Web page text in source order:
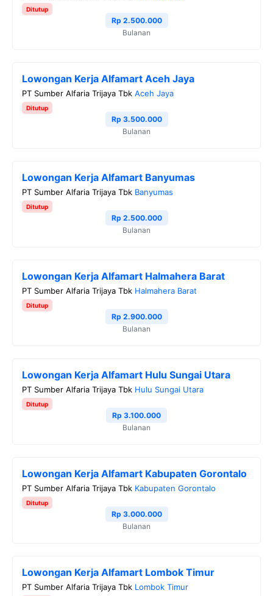
Ditutup
Rp 2.500.000
Bulanan
Lowongan Kerja Alfamart Aceh Jaya
PT Sumber Alfaria Trijaya Tbk Aceh Jaya
Ditutup
Rp 3.500.000
Bulanan
Lowongan Kerja Alfamart Banyumas
PT Sumber Alfaria Trijaya Tbk Banyumas
Ditutup
Rp 2.500.000
Bulanan
Lowongan Kerja Alfamart Halmahera Barat
PT Sumber Alfaria Trijaya Tbk Halmahera Barat
Ditutup
Rp 2.900.000
Bulanan
Lowongan Kerja Alfamart Hulu Sungai Utara
PT Sumber Alfaria Trijaya Tbk Hulu Sungai Utara
Ditutup
Rp 3.100.000
Bulanan
Lowongan Kerja Alfamart Kabupaten Gorontalo
PT Sumber Alfaria Trijaya Tbk Kabupaten Gorontalo
Ditutup
Rp 3.000.000
Bulanan
Lowongan Kerja Alfamart Lombok Timur
PT Sumber Alfaria Trijaya Tbk Lombok Timur